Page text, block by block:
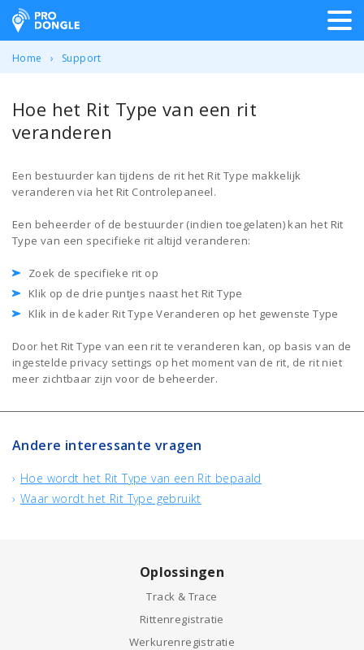
ProDongle Track & Trace
Home Support
Hoe het Rit Type van een rit
veranderen
Een bestuurder kan tijdens de rit het Rit Type makkelijk
veranderen via het Rit Controlepaneel.
Een beheerder of de bestuurder (indien toegelaten) kan het Rit
Type van een specifieke rit altijd veranderen:
Zoek de specifieke rit op
Klik op de drie puntjes naast het Rit Type
Klik in de kader Rit Type Veranderen op het gewenste Type
Door het Rit Type van een rit te veranderen kan, op basis van de
ingestelde privacy settings op het moment van de rit, de rit niet
meer zichtbaar zijn voor de beheerder.
Andere interessante vragen
Hoe wordt het Rit Type van een Rit bepaald
Waar wordt het Rit Type gebruikt
Oplossingen
Track & Trace
Rittenregistratie
Werkurenregistratie